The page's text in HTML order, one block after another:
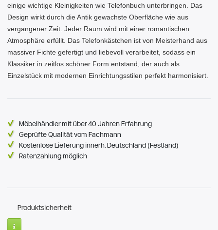
einige wichtige Kleinigkeiten wie Telefonbuch unterbringen. Das
Design wirkt durch die Antik gewachste Oberfläche wie aus
vergangener Zeit. Jeder Raum wird mit einer romantischen
Atmosphäre erfüllt. Das Telefonkästchen ist von Meisterhand aus
massiver Fichte gefertigt und liebevoll verarbeitet, sodass ein
Klassiker in zeitlos schöner Form entstand, der auch als
Einzelstück mit modernen Einrichtungsstilen perfekt harmonisiert.
Möbelhändler mit über 40 Jahren Erfahrung
Geprüfte Qualität vom Fachmann
Kostenlose Lieferung innerh. Deutschland (Festland)
Ratenzahlung möglich
Produktsicherheit